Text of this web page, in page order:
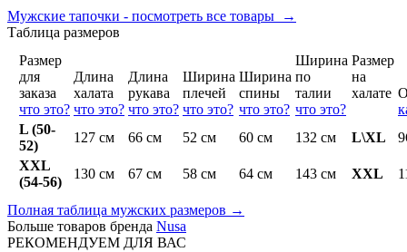
Мужские тапочки - посмотреть все товары →
Таблица размеров
Размер
для
заказа
что это?
Длина
халата
что это?
Длина
рукава
что это?
Ширина
плечей
что это?
Ширина
спины
что это?
Ширина
по
талии
что это?
Размер
на
халате
L (50-
52)
127 см 66 см 52 см 60 см 132 см L\XL
XXL
(54-56)
130 см 67 см 58 см 64 см 143 см XXL
Полная таблица мужских размеров →
Больше товаров бренда Nusa
РЕКОМЕНДУЕМ ДЛЯ ВАС